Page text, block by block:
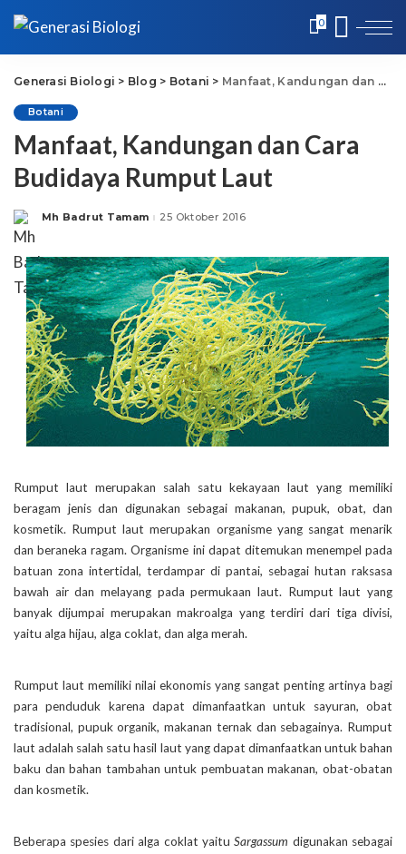
0
Generasi Biologi > Blog > Botani > Manfaat, Kandungan dan Cara Budidaya Rumput Laut
Botani
Manfaat, Kandungan dan Cara
Budidaya Rumput Laut
Posted
Mh Badrut Tamam 25 Oktober 2016
Rumput laut merupakan salah satu kekayaan laut yang memiliki
beragam jenis dan digunakan sebagai makanan, pupuk, obat, dan
kosmetik. Rumput laut merupakan organisme yang sangat menarik
dan beraneka ragam. Organisme ini dapat ditemukan menempel pada
batuan zona intertidal, terdampar di pantai, sebagai hutan raksasa
bawah air dan melayang pada permukaan laut. Rumput laut yang
banyak dijumpai merupakan makroalga yang terdiri dari tiga divisi,
yaitu alga hijau, alga coklat, dan alga merah.
Rumput laut memiliki nilai ekonomis yang sangat penting artinya bagi
para penduduk karena dapat dimanfaatkan untuk sayuran, obat
tradisional, pupuk organik, makanan ternak dan sebagainya. Rumput
laut adalah salah satu hasil laut yang dapat dimanfaatkan untuk bahan
baku dan bahan tambahan untuk pembuatan makanan, obat-obatan
dan kosmetik.
Beberapa spesies dari alga coklat yaituSargassum digunakan sebagai